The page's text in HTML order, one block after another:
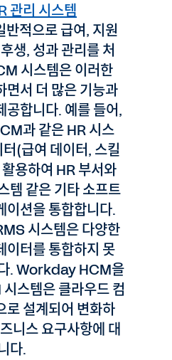
관리 시스템
적으로 급여, 지원
생, 성과 관리를 처
시스템은 이러한
면서 더 많은 기능과
공합니다. 예를 들어,
과 같은 HR 시스
(급여 데이터, 스킬
용하여 HR 부서와
템 같은 기타 소프트
이션을 통합합니다.
시스템은 다양한
이터를 통합하지 못
. Workday HCM을
스템은 클라우드 컴
로 설계되어 변화하
니스 요구사항에 대
다.